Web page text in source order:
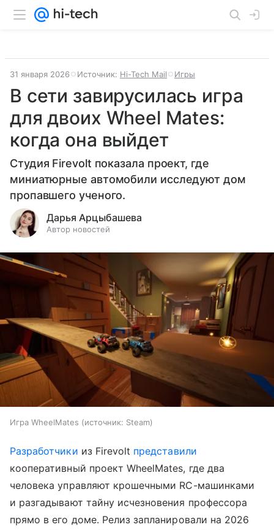
31 января 2026 Источник: Hi-Tech Mail Игры
В сети завирусилась игра
для двоих Wheel Mates:
когда она выйдет
Студия Firevolt показала проект, где
миниатюрные автомобили исследуют дом
пропавшего ученого.
Дарья Арцыбашева
Автор новостей
Игра WheelMates источник: Steam
Разработчики из Firevolt представили
кооперативный проект WheelMates, где два
человека управляют крошечными RC-машинками
и разгадывают тайну исчезновения профессора
прямо в его доме. Релиз запланировали на 2026